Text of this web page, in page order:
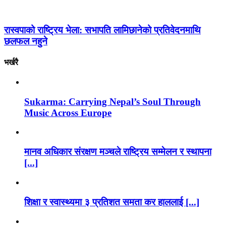
रास्वपाको राष्ट्रिय भेला: सभापति लामिछानेको प्रतिवेदनमाथि
छलफल नहुने
भर्खरै
Sukarma: Carrying Nepal’s Soul Through
Music Across Europe
मानव अधिकार संरक्षण मञ्चले राष्ट्रिय सम्मेलन र स्थापना
[...]
शिक्षा र स्वास्थ्यमा ३ प्रतिशत समता कर हाललाई [...]